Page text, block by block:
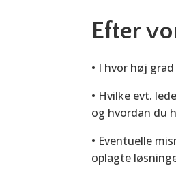
Efter
• I hvor høj
• Hvilke evt.
og hvordan du
• Eventuelle
oplagte